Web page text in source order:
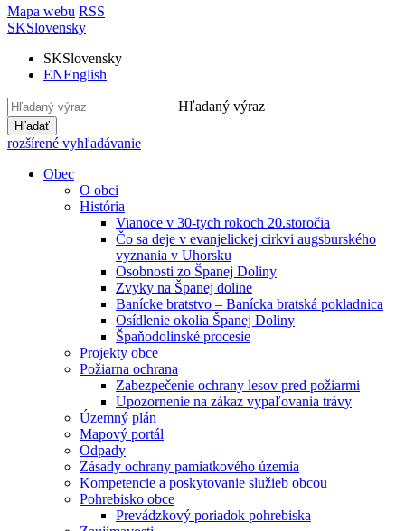
Mapa webu RSS
SKSlovensky
SKSlovensky
ENEnglish
Hľadaný výraz
Hľadať
rozšírené vyhľadávanie
Obec
O obci
História
Vianoce v 30-tych rokoch 20.storočia
Čo sa deje v evanjelickej cirkvi augsburského
vyznania v Uhorsku
Osobnosti zo Španej Doliny
Zvyky na Španej doline
Banícke bratstvo – Banícka bratská pokladnica
Osídlenie okolia Španej Doliny
Špaňodolinské procesie
Projekty obce
Požiarna ochrana
Zabezpečenie ochrany lesov pred požiarmi
Upozornenie na zákaz vypaľovania trávy
Územný plán
Mapový portál
Odpady
Zásady ochrany pamiatkového územia
Kompetencie a poskytovanie služieb obcou
Pohrebisko obce
Prevádzkový poriadok pohrebiska